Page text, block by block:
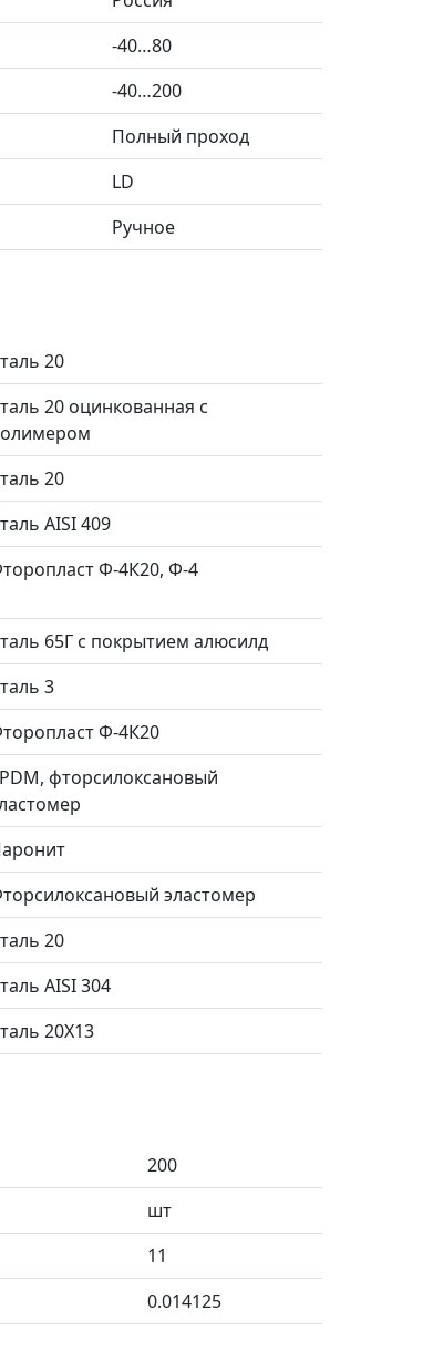
-40…80
-40…200
Полный проход
LD
Ручное
20
20 оцинкованная с
20
AISI 409
Ф-4К20, Ф-4
65Г с покрытием алюсилд
3
Ф-4К20
фторсилоксановый
эластомер
20
AISI 304
20X13
200
шт
11
0.014125